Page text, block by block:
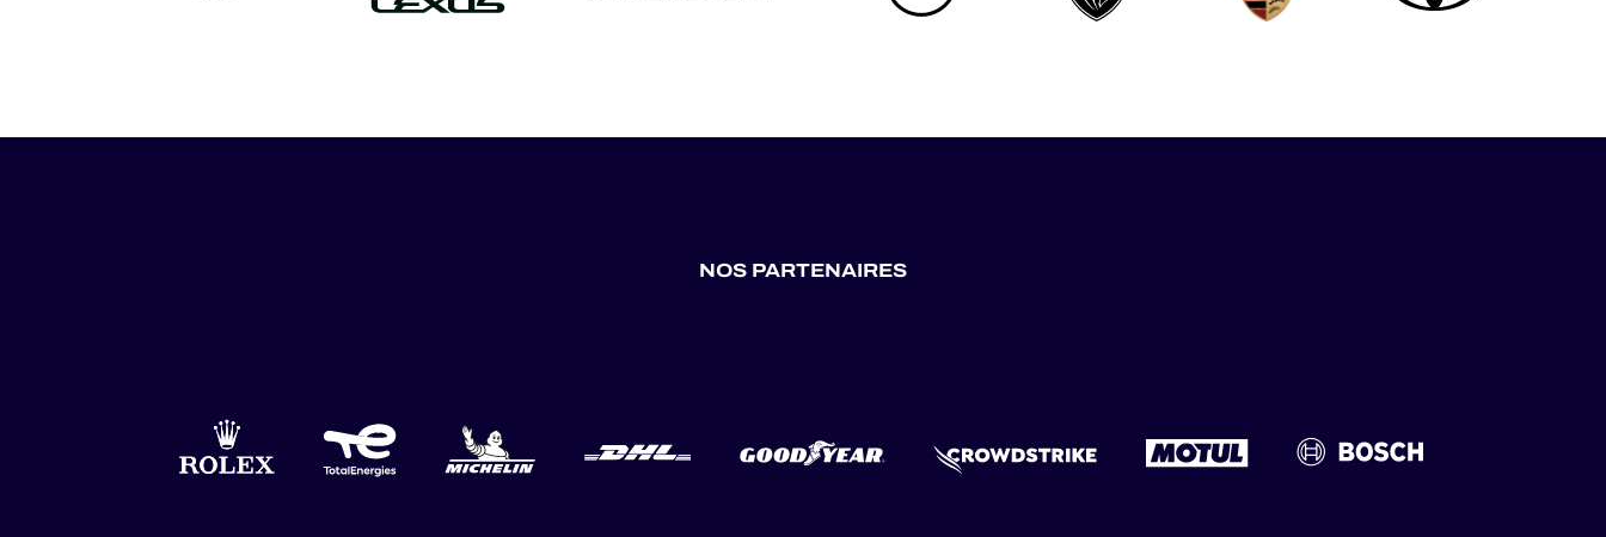
NOS PARTENAIRES